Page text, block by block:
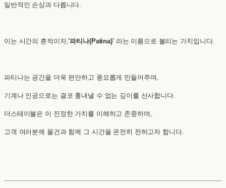
일반적인 손상과 다릅니다.
이는 시간의 흔적이자,'파티나(Patina)'라는 이름으로 불리는 가치입니다.
파티나는 공간을 더욱 편안하고 풍요롭게 만들어주며,
기계나 인공으로는 결코 흉내낼 수 없는 깊이를 선사합니다.
더스테이블은 이 진정한 가치를 이해하고 존중하며,
고객 여러분께 물건과 함께 그 시간을 온전히 전하고자 합니다.